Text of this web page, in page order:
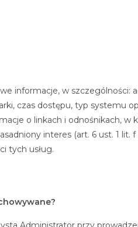
informacje, w szczególności:
czas dostępu, typ systemu
o linkach i odnośnikach, w
interes (art. 6 ust. 1 lit.
tych usług.